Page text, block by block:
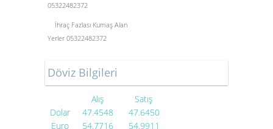
05322482372
İhraç Fazlası Kumaş Alan
Yerler 05322482372
Döviz Bilgileri
Alış
Satış
Dolar
47.4548
47.6450
Euro
54.7716 54.9911